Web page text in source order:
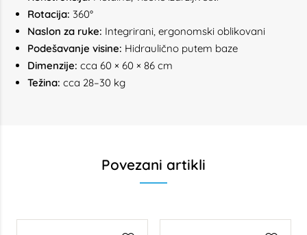
Rotacija: 360°
Naslon za ruke: Integrirani, ergonomski oblikovani
Podešavanje visine: Hidraulično putem baze
Dimenzije: cca 60 × 60 × 86 cm
Težina: cca 28–30 kg
Povezani artikli